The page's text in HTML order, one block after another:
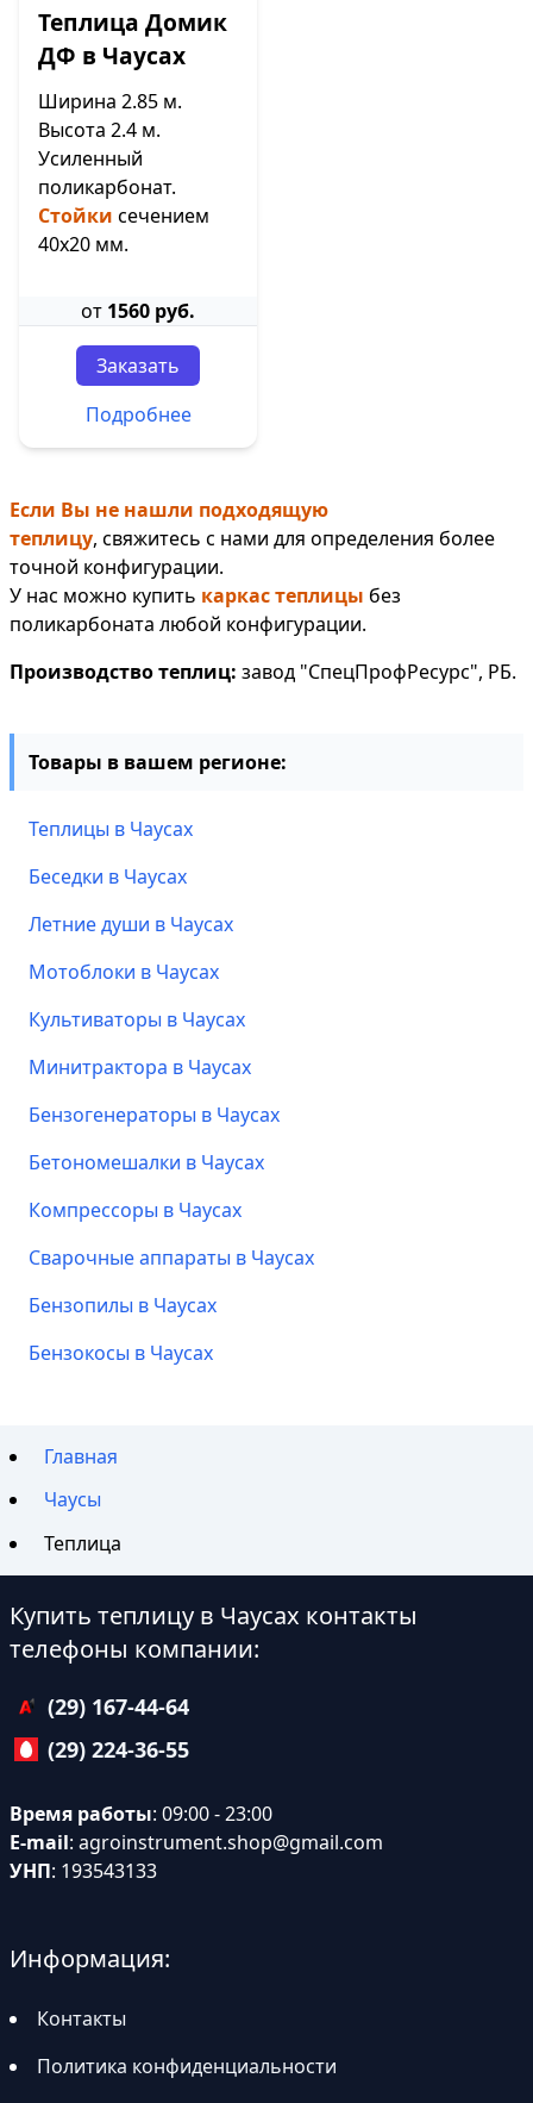
Теплица Домик
ДФ в Чаусах
Ширина 2.85 м.
Высота 2.4 м.
Усиленный
поликарбонат.
Стойки сечением
40х20 мм.
от 1560 руб.
Заказать
Подробнее
Если Вы не нашли подходящую
теплицу, свяжитесь с нами для определения более
точной конфигурации.
У нас можно купить каркас теплицы без
поликарбоната любой конфигурации.
Производство теплиц: завод "СпецПрофРесурс", РБ.
Товары в вашем регионе:
Теплицы в Чаусах
Беседки в Чаусах
Летние души в Чаусах
Мотоблоки в Чаусах
Культиваторы в Чаусах
Минитрактора в Чаусах
Бензогенераторы в Чаусах
Бетономешалки в Чаусах
Компрессоры в Чаусах
Сварочные аппараты в Чаусах
Бензопилы в Чаусах
Бензокосы в Чаусах
Главная
Чаусы
Теплица
Купить теплицу в Чаусах контакты
телефоны компании:
(29) 167-44-64
(29) 224-36-55
Время работы: 09:00 - 23:00
E-mail: agroinstrument.shop@gmail.com
УНП: 193543133
Информация:
Контакты
Политика конфиденциальности